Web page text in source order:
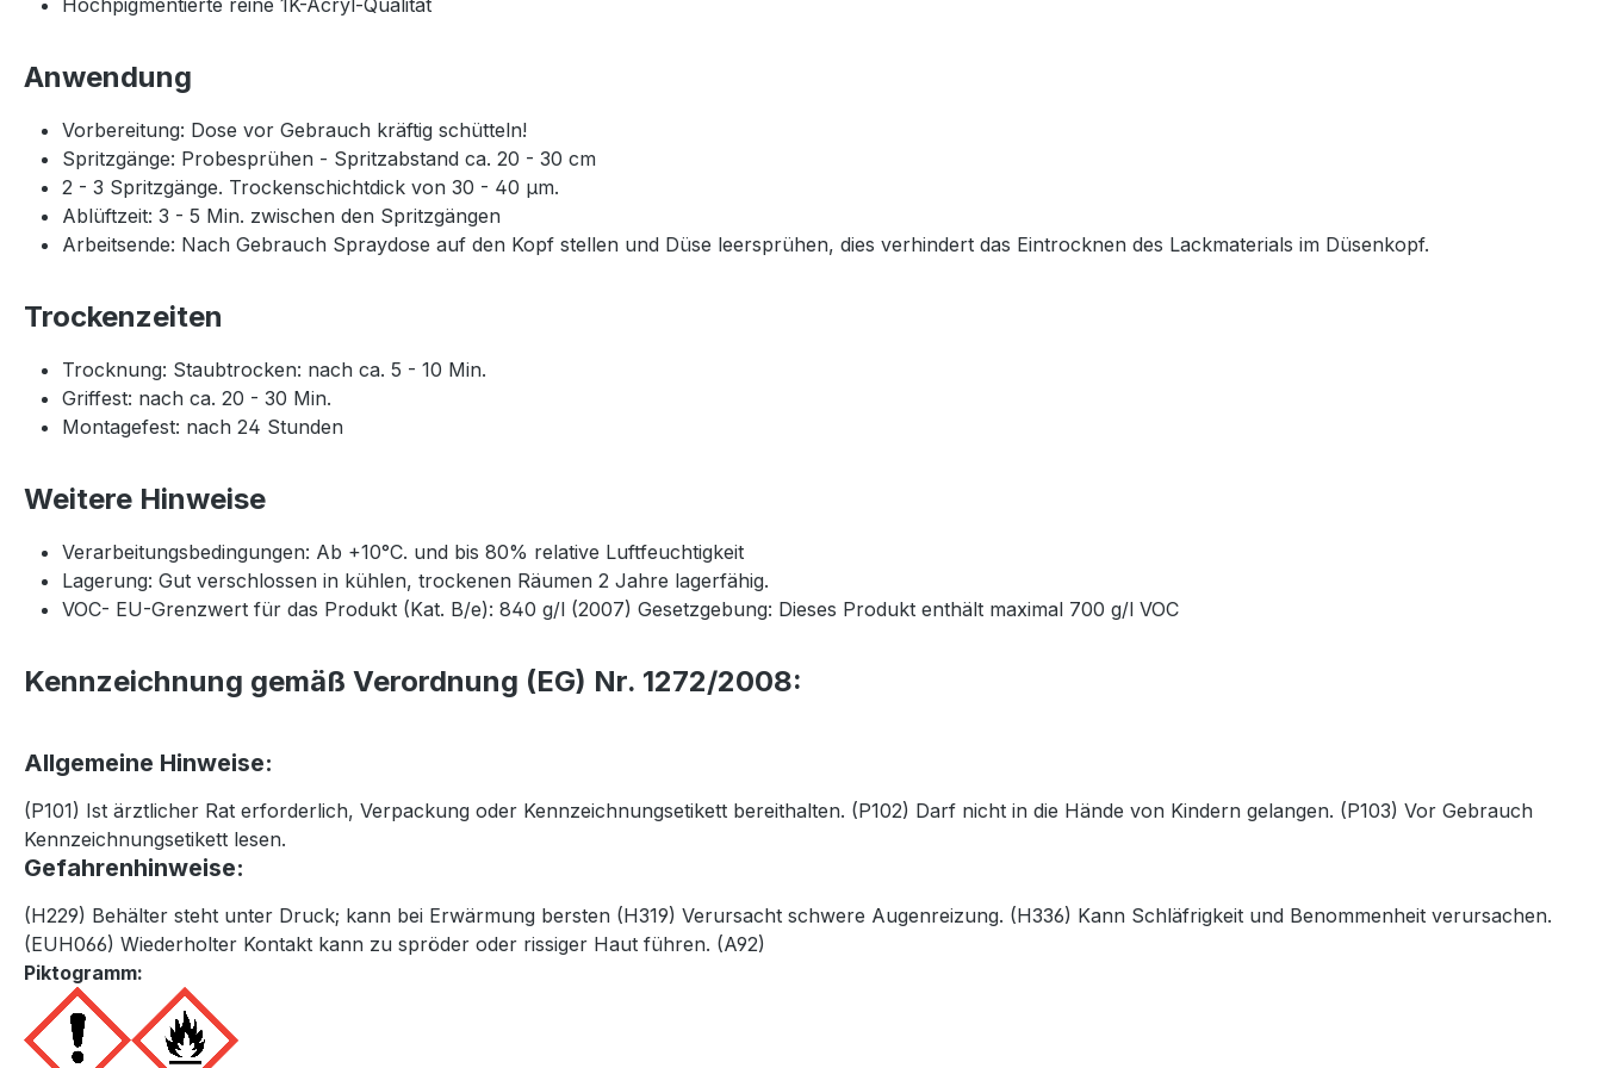
Hochpigmentierte reine 1K-Acryl-Qualität
Anwendung
Vorbereitung: Dose vor Gebrauch kräftig schütteln!
Spritzgänge: Probesprühen - Spritzabstand ca. 20 - 30 cm
2 - 3 Spritzgänge. Trockenschichtdick von 30 - 40 µm.
Ablüftzeit: 3 - 5 Min. zwischen den Spritzgängen
Arbeitsende: Nach Gebrauch Spraydose auf den Kopf stellen und Düse leersprühen, dies verhindert das Eintrocknen des Lackmaterials im Düsenkopf.
Trockenzeiten
Trocknung: Staubtrocken: nach ca. 5 - 10 Min.
Griffest: nach ca. 20 - 30 Min.
Montagefest: nach 24 Stunden
Weitere Hinweise
Verarbeitungsbedingungen: Ab +10°C. und bis 80% relative Luftfeuchtigkeit
Lagerung: Gut verschlossen in kühlen, trockenen Räumen 2 Jahre lagerfähig.
VOC- EU-Grenzwert für das Produkt (Kat. B/e): 840 g/l (2007) Gesetzgebung: Dieses Produkt enthält maximal 700 g/l VOC
Kennzeichnung gemäß Verordnung (EG) Nr. 1272/2008:
Allgemeine Hinweise:
(P101) Ist ärztlicher Rat erforderlich, Verpackung oder Kennzeichnungsetikett bereithalten. (P102) Darf nicht in die Hände von Kindern gelangen. (P103) Vor Gebrauch
Kennzeichnungsetikett lesen.
Gefahrenhinweise:
(H229) Behälter steht unter Druck; kann bei Erwärmung bersten (H319) Verursacht schwere Augenreizung. (H336) Kann Schläfrigkeit und Benommenheit verursachen.
(EUH066) Wiederholter Kontakt kann zu spröder oder rissiger Haut führen. (A92)
Piktogramm: